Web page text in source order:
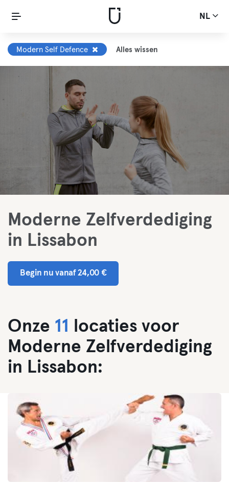
NL
Modern Self Defence Alles wissen
Moderne Zelfverdediging
in Lissabon
Begin nu vanaf 24,00 €
Onze 11
locaties voor
Moderne Zelfverdediging
in Lissabon: